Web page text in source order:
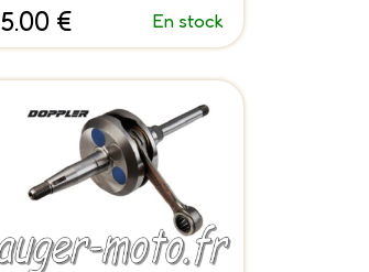
5.00 € En stock